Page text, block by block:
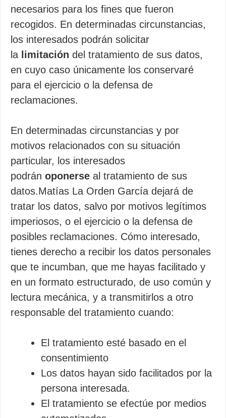
necesarios para los fines que fueron
recogidos. En determinadas circunstancias,
los interesados podrán solicitar
la limitación del tratamiento de sus datos,
en cuyo caso únicamente los conservaré
para el ejercicio o la defensa de
reclamaciones.
En determinadas circunstancias y por
motivos relacionados con su situación
particular, los interesados
podrán oponerse al tratamiento de sus
datos.Matías La Orden García dejará de
tratar los datos, salvo por motivos legítimos
imperiosos, o el ejercicio o la defensa de
posibles reclamaciones. Cómo interesado,
tienes derecho a recibir los datos personales
que te incumban, que me hayas facilitado y
en un formato estructurado, de uso común y
lectura mecánica, y a transmitirlos a otro
responsable del tratamiento cuando:
El tratamiento esté basado en el
consentimiento
Los datos hayan sido facilitados por la
persona interesada.
El tratamiento se efectúe por medios